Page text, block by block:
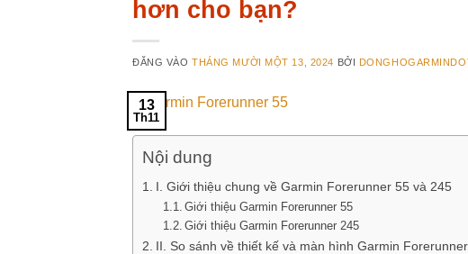
hơn cho bạn?
ĐĂNG VÀOTHÁNG MƯỜI MỘT 13, 2024 BỞI
13
Th11
Nội dung
I. Giới thiệu chung về Garmin Forerunner 55 và 245
Giới thiệu Garmin Forerunner 55
Giới thiệu Garmin Forerunner 245
II. So sánh về thiết kế và màn hình Garmin